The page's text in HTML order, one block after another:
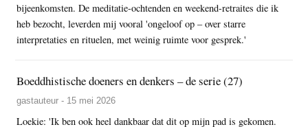
bijeenkomsten. De meditatie-ochtenden en weekend-retraites die ik
heb bezocht, leverden mij vooral 'ongeloof op – over starre
interpretaties en rituelen, met weinig ruimte voor gesprek.'
Boeddhistische doeners en denkers – de serie (27)
gastauteur - 15 mei 2026
Loekie: 'Ik ben ook heel dankbaar dat dit op mijn pad is gekomen.